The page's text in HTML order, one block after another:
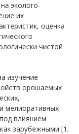
эколого-
их
оценка
чистой
изучение
орошаемых
мелиоративных
влиянием
зарубежными [1,